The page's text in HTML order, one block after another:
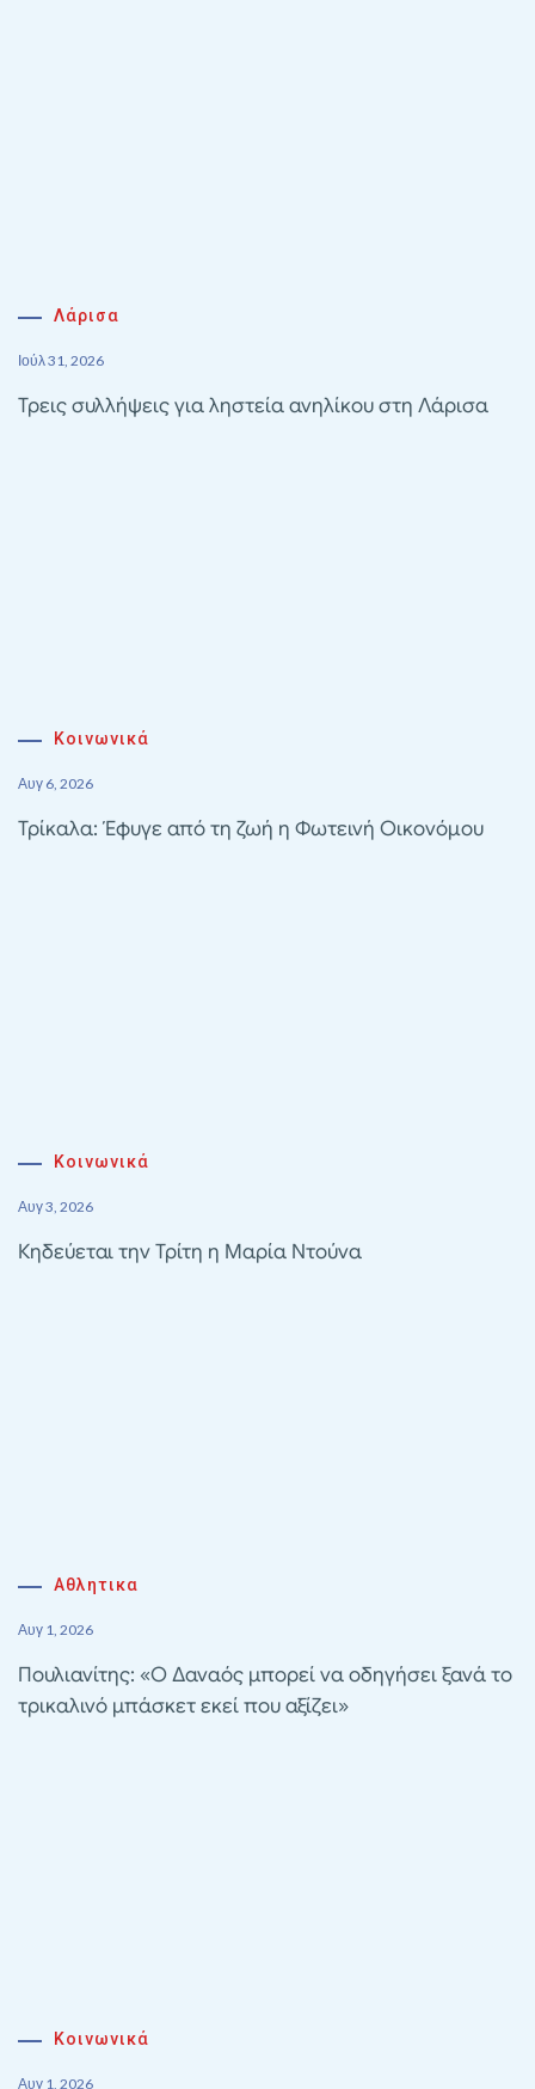
Λάρισα
Ιούλ 31, 2026
Τρεις συλλήψεις για ληστεία ανηλίκου στη Λάρισα
Κοινωνικά
Αυγ 6, 2026
Τρίκαλα: Έφυγε από τη ζωή η Φωτεινή Οικονόμου
Κοινωνικά
Αυγ 3, 2026
Κηδεύεται την Τρίτη η Μαρία Ντούνα
Αθλητικα
Αυγ 1, 2026
Πουλιανίτης: «Ο Δαναός μπορεί να οδηγήσει ξανά το
τρικαλινό μπάσκετ εκεί που αξίζει»
Κοινωνικά
Αυγ 1, 2026